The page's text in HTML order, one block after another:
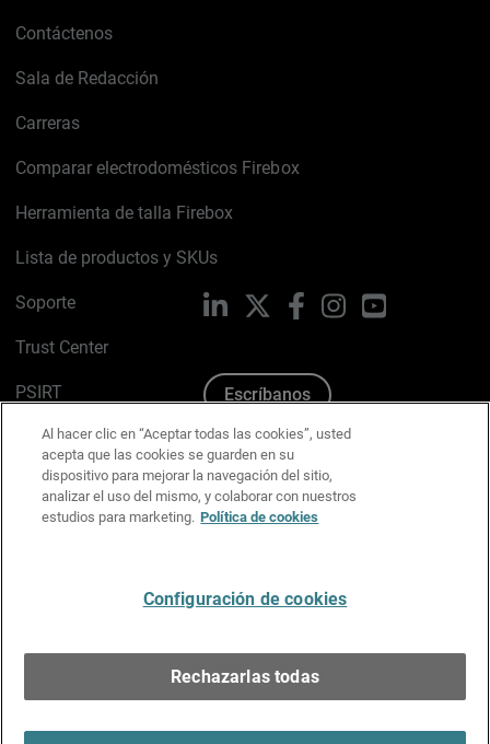
Contáctenos
Sala de Redacción
Carreras
Comparar electrodomésticos Firebox
Herramienta de talla Firebox
Lista de productos y SKUs
Soporte
Trust Center
PSIRT
Política de cookies
Política de privacidad
Kit de medios y marca
LinkedIn FacebookInstagramYouTube
Escríbanos
Al hacer clic en “Aceptar todas las cookies”, usted
acepta que las cookies se guarden en su
dispositivo para mejorar la navegación del sitio,
analizar el uso del mismo, y colaborar con nuestros
estudios para marketing. Política de cookies
Configuración de cookies
Rechazarlas todas